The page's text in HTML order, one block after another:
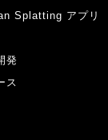
Splatting アプリ
発
ス